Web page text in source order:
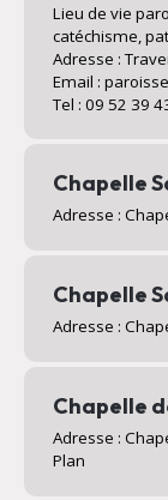
Lieu de vie
catéchisme,
Adresse :
Email :
Tel : 09 52 39
Chapelle
Adresse :
Chapelle
Adresse :
Chapelle
Adresse :
Plan